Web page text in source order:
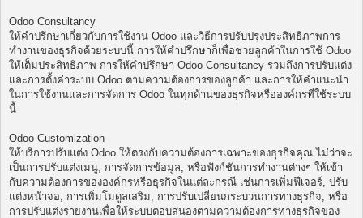
Odoo Consultancy
ให้คำปรึกษาเกี่ยวกับการใช้งาน Odoo และวิธีการปรับปรุงประสิทธิภาพการ
ทำงานของธุรกิจด้วยระบบนี้ การให้คำปรึกษาก็เพื่อช่วยลูกค้าในการใช้ Odoo
ให้เต็มประสิทธิภาพ การให้คำปรึกษา Odoo Consultancy รวมถึงการปรับแต่ง
และการตั้งค่าระบบ Odoo ตามความต้องการของลูกค้า และการให้คำแนะนำ
ในการใช้งานและการจัดการ Odoo ในทุกด้านของธุรกิจหรือองค์กรที่ใช้ระบบ
นี้
Odoo Customization
ให้บริการปรับแต่ง Odoo ให้ตรงกับความต้องการเฉพาะของธุรกิจคุณ ไม่ว่าจะ
เป็นการปรับแต่งเมนู, การจัดการข้อมูล, หรือฟังก์ชันการทำงานต่างๆ ให้เข้า
กับความต้องการขององค์กรหรือธุรกิจในแต่ละกรณี เช่นการเพิ่มฟีเจอร์, ปรับ
แต่งหน้าจอ, การเพิ่มโมดูลเสริม, การปรับเปลี่ยนกระบวนการทางธุรกิจ, หรือ
การปรับแต่งรายงานเพื่อให้ระบบตอบสนองตามความต้องการทางธุรกิจของ